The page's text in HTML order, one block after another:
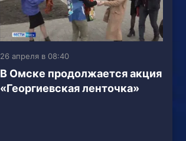
26 апреля в 08:40
В Омске продолжается акция
«Георгиевская ленточка»